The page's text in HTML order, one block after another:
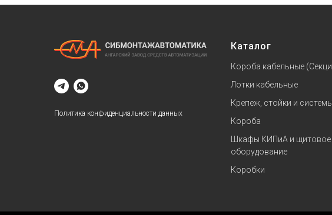
Политика конфиденциальности данных
Каталог
Короба кабельные
Лотки кабельные
Крепеж, стойки и
Короба
Шкафы КИПиА и щитовое
оборудование
Коробки